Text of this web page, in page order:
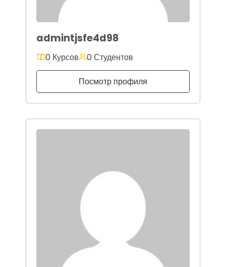
admintjsfe4d98
0 Курсов 0 Студентов
Посмотр профиля